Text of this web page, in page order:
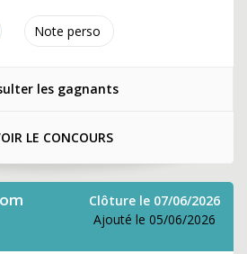
Note perso
les gagnants
LE CONCOURS
Clôture le 07/06/2026
Ajouté le 05/06/2026